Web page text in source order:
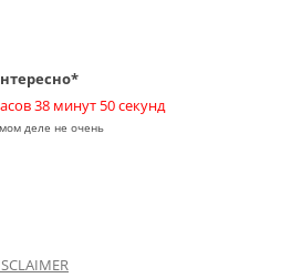
38 минут 50 секунд
деле не очень